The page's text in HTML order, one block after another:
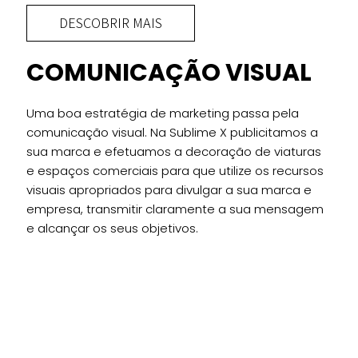
DESCOBRIR MAIS
COMUNICAÇÃO VISUAL
Uma boa estratégia de marketing passa pela
comunicação visual. Na Sublime X publicitamos a
sua marca e efetuamos a decoração de viaturas
e espaços comerciais para que utilize os recursos
visuais apropriados para divulgar a sua marca e
empresa, transmitir claramente a sua mensagem
e alcançar os seus objetivos.